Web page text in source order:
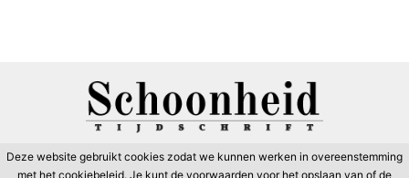
Deze website gebruikt cookies zodat we kunnen werken in overeenstemming
met het cookiebeleid. Je kunt de voorwaarden voor het opslaan van of de